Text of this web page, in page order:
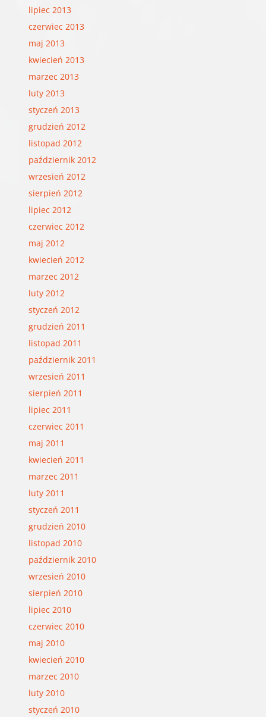
lipiec 2013
czerwiec 2013
maj 2013
kwiecień 2013
marzec 2013
luty 2013
styczeń 2013
grudzień 2012
listopad 2012
październik 2012
wrzesień 2012
sierpień 2012
lipiec 2012
czerwiec 2012
maj 2012
kwiecień 2012
marzec 2012
luty 2012
styczeń 2012
grudzień 2011
listopad 2011
październik 2011
wrzesień 2011
sierpień 2011
lipiec 2011
czerwiec 2011
maj 2011
kwiecień 2011
marzec 2011
luty 2011
styczeń 2011
grudzień 2010
listopad 2010
październik 2010
wrzesień 2010
sierpień 2010
lipiec 2010
czerwiec 2010
maj 2010
kwiecień 2010
marzec 2010
luty 2010
styczeń 2010